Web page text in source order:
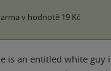
v hodnotě 19 Kč
is an entitled white